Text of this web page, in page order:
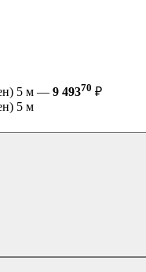
5 м — 9 49370 ₽
5 м